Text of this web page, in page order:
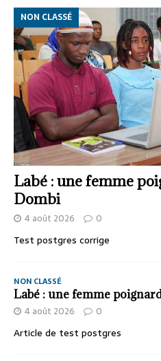
Labé : une femme
Dombi
NON CLASSÉ
4 août 2026 0
Test postgres corrige
NON CLASSÉ
Labé : une femme
4 août 2026 0
Article de test postgres